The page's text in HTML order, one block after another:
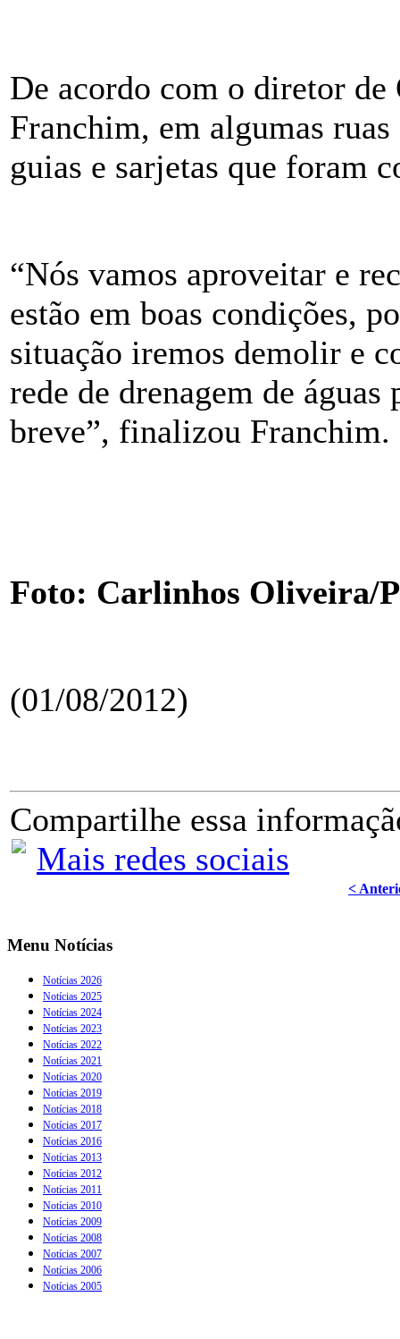
De acordo com o diretor
Franchim, em algumas
guias e sarjetas que foram
“Nós vamos aproveitar e
estão em boas condições,
situação iremos demolir e
rede de drenagem de
breve”, finalizou Franchim.
Foto: Carlinhos Oliveira/
(01/08/2012)
Compartilhe essa
Mais redes sociais
<
Menu Notícias
Notícias 2026
Notícias 2025
Notícias 2024
Notícias 2023
Notícias 2022
Notícias 2021
Notícias 2020
Notícias 2019
Notícias 2018
Notícias 2017
Notícias 2016
Notícias 2013
Notícias 2012
Notícias 2011
Notícias 2010
Notícias 2009
Notícias 2008
Notícias 2007
Notícias 2006
Notícias 2005